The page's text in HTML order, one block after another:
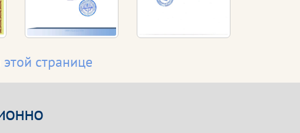
странице